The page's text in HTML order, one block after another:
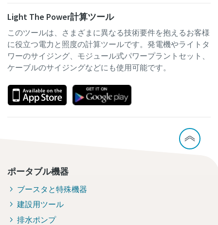
Light The Power計算ツール
このツールは、さまざまに異なる技術要件を抱えるお客様
に役立つ電力と照度の計算ツールです。発電機やライトタ
ワーのサイジング、モジュール式パワープラントセット、
ケーブルのサイジングなどにも使用可能です。
ポータブル機器
ブースタと特殊機器
建設用ツール
排水ポンプ